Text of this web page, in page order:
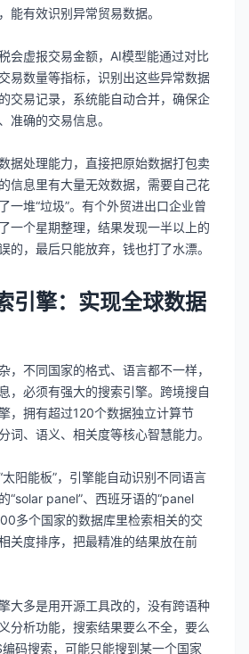
能有效识别异常贸易数据。
会虚报交易金额，AI模型能通过对比
易数量等指标，识别出这些异常数据
交易记录，系统能自动合并，确保企
准确的交易信息。
据处理能力，直接把原始数据打包卖
信息里有大量无效数据，需要自己花
一堆“垃圾”。有个外贸进出口企业曾
一个星期整理，结果发现一半以上的
的，最后只能放弃，钱也打了水漂。
引擎：实现全球数据
，不同国家的格式、语言都不一样，
，必须有强大的搜索引擎。跨境搜自
，拥有超过120个数据独立计算节
词、语义、相关度等核心智慧能力。
阳能板”，引擎能自动识别不同语言
“solar panel”、西班牙语的“panel
多个国家的数据库里检索相关的交
关度排序，把最精准的结果放在前
大多是用开源工具改的，没有跨语种
分析功能，搜索结果要么不全，要么
码搜索，可能只能搜到某一个国家